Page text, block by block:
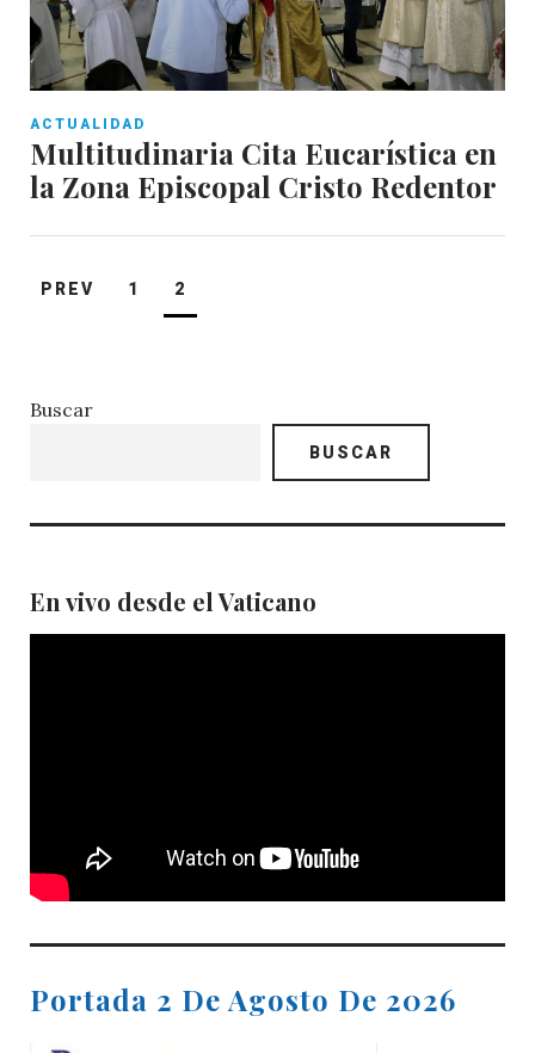
ACTUALIDAD
Multitudinaria Cita Eucarística en
la Zona Episcopal Cristo Redentor
Paginación
PREV 1 2
Buscar
BUSCAR
En vivo desde el Vaticano
Portada 2 De Agosto De 2026